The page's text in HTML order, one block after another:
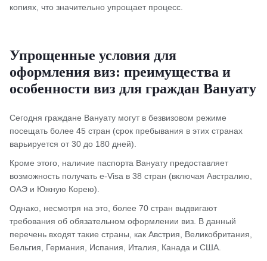
копиях, что значительно упрощает процесс.
Упрощенные условия для
оформления виз: преимущества и
особенности виз для граждан Вануату
Сегодня граждане Вануату могут в безвизовом режиме
посещать более 45 стран (срок пребывания в этих странах
варьируется от 30 до 180 дней).
Кроме этого, наличие паспорта Вануату предоставляет
возможность получать e-Visa в 38 стран (включая Австралию,
ОАЭ и Южную Корею).
Однако, несмотря на это, более 70 стран выдвигают
требования об обязательном оформлении виз. В данный
перечень входят такие страны, как Австрия, Великобритания,
Бельгия, Германия, Испания, Италия, Канада и США.